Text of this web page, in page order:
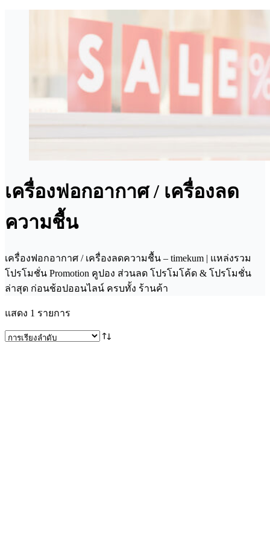
เครื่องฟอกอากาศ / เครื่องลด
ความชื้น
เครื่องฟอกอากาศ / เครื่องลดความชื้น – timekum | แหล่งรวม
โปรโมชั่น Promotion คูปอง ส่วนลด โปรโมโค้ด & โปรโมชั่น
ล่าสุด ก่อนช้อปออนไลน์ ครบทั้ง ร้านค้า
แสดง 1 รายการ